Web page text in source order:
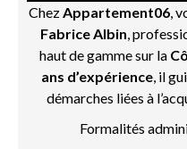
ChezAppartement06,
Fabrice Albin,
haut de gamme sur la
ans d’expérience, il
démarches liées à
Formalités